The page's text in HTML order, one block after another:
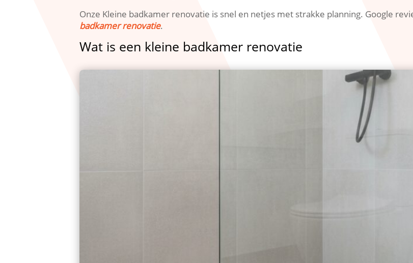
Onze Kleine badkamer renovatie is snel en netjes met strakke planning.​ Google
badkamer renovatie.​
Wat is een kleine badkamer renovatie